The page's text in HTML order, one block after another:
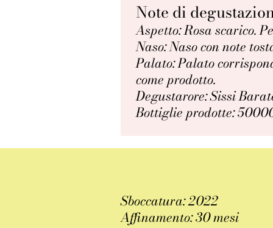
Note di
Aspetto: Rosa scarico.
Naso: Naso con note
Palato: Palato
come prodotto.
Degustarore: Sissi
Bottiglie prodotte:
Sboccatura: 2022
Affinamento: 30 mesi